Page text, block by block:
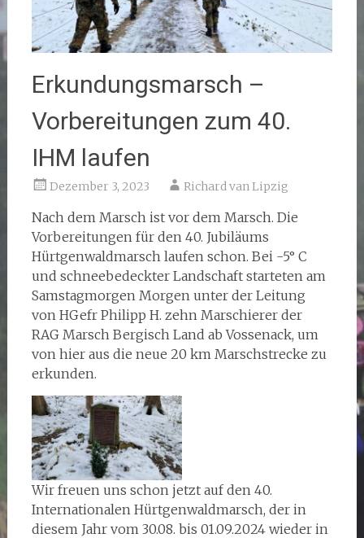
Erkundungsmarsch –
Vorbereitungen zum 40.
IHM laufen
Dezember 3, 2023 Richard van Lipzig
Nach dem Marsch ist vor dem Marsch. Die
Vorbereitungen für den 40. Jubiläums
Hürtgenwaldmarsch laufen schon. Bei -5° C
und schneebedeckter Landschaft starteten am
Samstagmorgen Morgen unter der Leitung
von HGefr Philipp H. zehn Marschierer der
RAG Marsch Bergisch Land ab Vossenack, um
von hier aus die neue 20 km Marschstrecke zu
erkunden.
Wir freuen uns schon jetzt auf den 40.
Internationalen Hürtgenwaldmarsch, der in
diesem Jahr vom 30.08. bis 01.09.2024 wieder in